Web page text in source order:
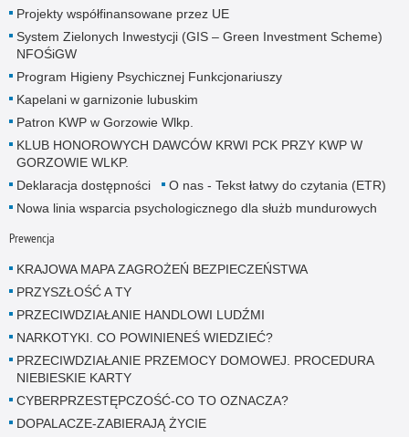
Projekty współfinansowane przez UE
System Zielonych Inwestycji (GIS – Green Investment Scheme)
NFOŚiGW
Program Higieny Psychicznej Funkcjonariuszy
Kapelani w garnizonie lubuskim
Patron KWP w Gorzowie Wlkp.
KLUB HONOROWYCH DAWCÓW KRWI PCK PRZY KWP W
GORZOWIE WLKP.
Deklaracja dostępności
O nas - Tekst łatwy do czytania (ETR)
Nowa linia wsparcia psychologicznego dla służb mundurowych
Prewencja
KRAJOWA MAPA ZAGROŻEŃ BEZPIECZEŃSTWA
PRZYSZŁOŚĆ A TY
PRZECIWDZIAŁANIE HANDLOWI LUDŹMI
NARKOTYKI. CO POWINIENEŚ WIEDZIEĆ?
PRZECIWDZIAŁANIE PRZEMOCY DOMOWEJ. PROCEDURA
NIEBIESKIE KARTY
CYBERPRZESTĘPCZOŚĆ-CO TO OZNACZA?
DOPALACZE-ZABIERAJĄ ŻYCIE